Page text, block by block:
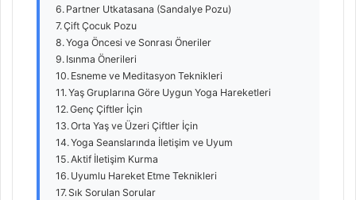
Partner Utkatasana (Sandalye Pozu)
Çift Çocuk Pozu
Yoga Öncesi ve Sonrası Öneriler
Isınma Önerileri
Esneme ve Meditasyon Teknikleri
Yaş Gruplarına Göre Uygun Yoga Hareketleri
Genç Çiftler İçin
Orta Yaş ve Üzeri Çiftler İçin
Yoga Seanslarında İletişim ve Uyum
Aktif İletişim Kurma
Uyumlu Hareket Etme Teknikleri
Sık Sorulan Sorular